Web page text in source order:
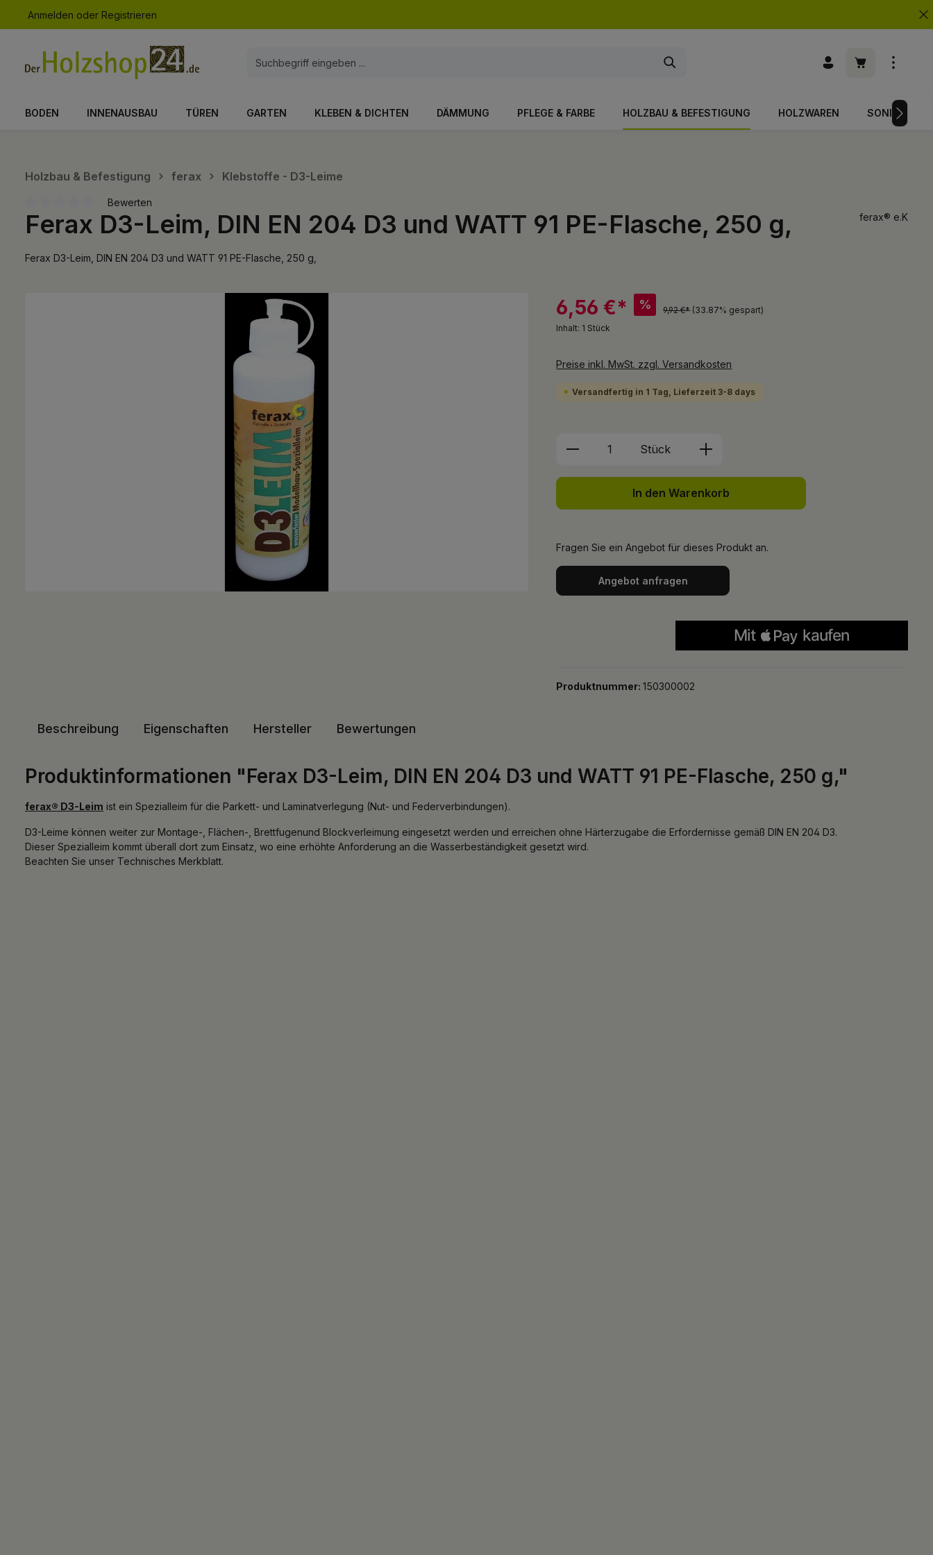
Zur Hauptnavigation springen
Anmelden oder Registrieren
Warenkorb
BODEN INNENAUSBAU TÜREN GARTEN KLEBEN & DICHTEN DÄMMUNG PFLEGE & FARBE HOLZBAU & BEFESTIGUNG HOLZWAREN
Holzbau & Befestigung ferax Klebstoffe - D3-Leime
Durchschnittliche Bewertung von 0 von 5 Sternen
Bewerten
Ferax D3-Leim, DIN EN 204 D3 und WATT 91 PE-Flasche, 250 g, ferax® e.K
Ferax D3-Leim, DIN EN 204 D3 und WATT 91 PE-Flasche, 250 g,
6,56 €* % 9,92 €* (33.87% gespart)
Inhalt: 1 Stück
Preise inkl. MwSt. zzgl. Versandkosten
Versandfertig in 1 Tag, Lieferzeit 3-8 days
Produkt Anzahl: Gib den gewünschten Wert
Stück
In den Warenkorb
Fragen Sie ein Angebot für dieses Produkt an.
Angebot anfragen
Produktnummer:150300002
Beschreibung Eigenschaften Hersteller Bewertungen
Produktinformationen "Ferax D3-Leim, DIN EN 204 D3 und WATT 91 PE-Flasche, 250 g,"
ferax® D3-Leim ist ein Spezialleim für die Parkett- und Laminatverlegung (Nut- und Federverbindungen).
D3-Leime können weiter zur Montage-, Flächen-, Brettfugenund Blockverleimung eingesetzt werden und erreichen ohne Härterzugabe die Erfordernisse gemäß DIN EN 204 D3.
Dieser Spezialleim kommt überall dort zum Einsatz, wo eine erhöhte Anforderung an die Wasserbeständigkeit gesetzt wird.
Beachten Sie unser Technisches Merkblatt.